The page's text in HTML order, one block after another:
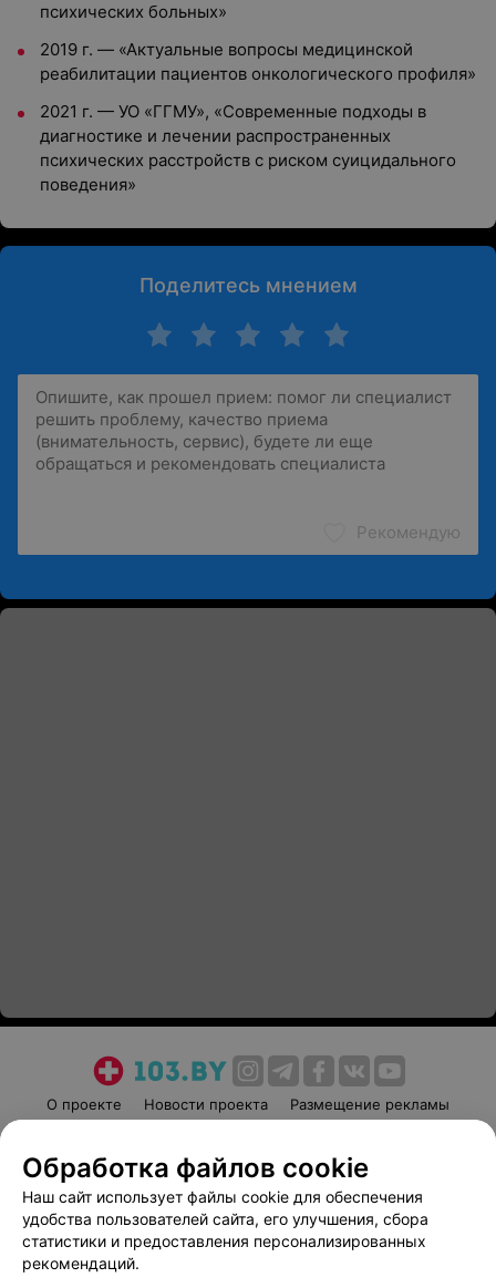
психических больных»
2019 г. — «Актуальные вопросы медицинской
реабилитации пациентов онкологического профиля»
2021 г. — УО «ГГМУ», «Современные подходы в
диагностике и лечении распространенных
психических расстройств с риском суицидального
поведения»
Поделитесь мнением
Рекомендую
О проекте Новости проекта
Размещение рекламы
Пользовательское соглашение
Способы оплаты
Вакансии
Партнеры
Написать руководителю 103.by
Обработка файлов cookie
Наш сайт использует файлы cookie для обеспечения
удобства пользователей сайта, его улучшения, сбора
статистики и предоставления персонализированных
рекомендаций.